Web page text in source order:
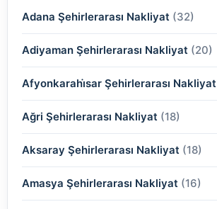
Adana Şehirlerarası Nakliyat (32)
(2)
(2)
(2)
(2)
(2)
Adiyaman Şehirlerarası Nakliyat (20)
(2)
(2)
(2)
(2)
Afyonkarahi̇sar Şehirlerarası Nakliyat
(2)
(2)
(2)
Ağri Şehirlerarası Nakliyat (18)
(2)
(2)
Aksaray Şehirlerarası Nakliyat (18)
(2)
Amasya Şehirlerarası Nakliyat (16)